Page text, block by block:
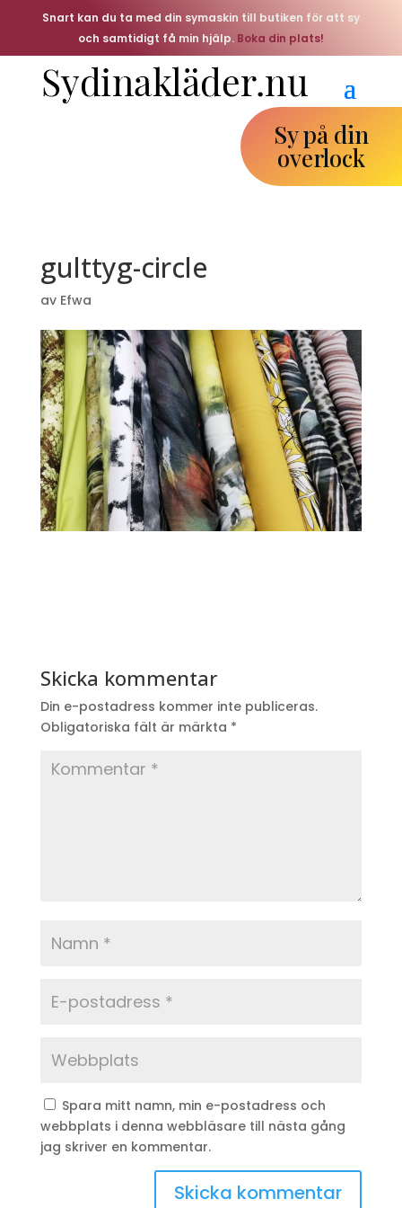
Snart kan du ta med din symaskin till butiken för att sy
och samtidigt få min hjälp. Boka din plats!
Sy på din
overlock
gulttyg-circle
av Efwa
Skicka kommentar
Din e-postadress kommer inte publiceras.
Obligatoriska fält är märkta *
Spara mitt namn, min e-postadress och
webbplats i denna webbläsare till nästa gång
jag skriver en kommentar.